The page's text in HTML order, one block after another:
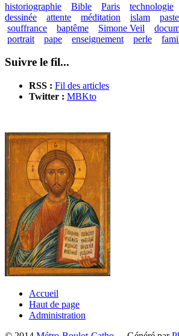
historiographie Bible Paris technologie
dessinée
attente méditation islam
souffrance
baptême Simone Veil
portrait
pape enseignement perle
Suivre le fil...
RSS : Fil des articles
Twitter : MBKto
Accueil
Haut de page
Administration